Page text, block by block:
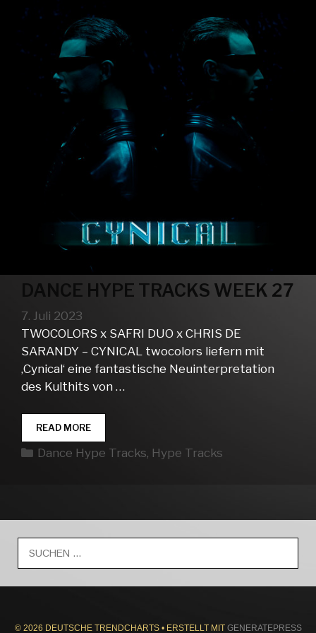
DANCE HYPE TRACKS WEEK 27
7. Juli 2023
TWOCOLORS x SAFRI DUO x CHRIS DE
SARANDY – CYNICAL twocolors liefern mit
‚Cynical‘ eine fantastische Neuinterpretation
des Kulthits von …
READ MOREDANCE
HYPE
TRACKS
Kategorien
Dance Hype Tracks, Hype Tracks
nach:
© 2026 DEUTSCHE TRENDCHARTS• ERSTELLT MIT GENERATEPRESS